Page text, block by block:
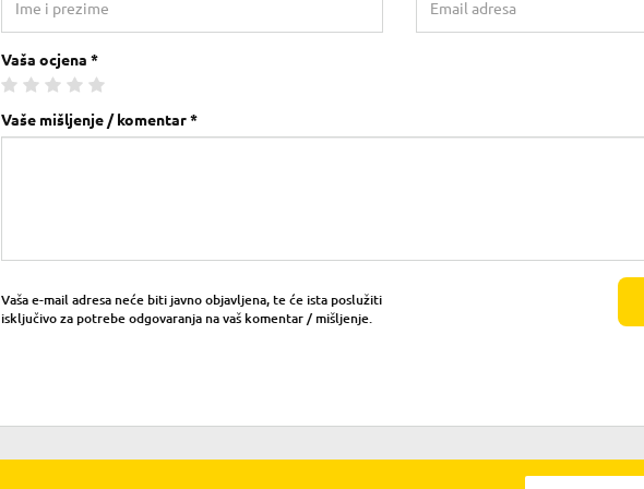
Vaša ocjena *
Vaše mišljenje / komentar *
Vaša e-mail adresa neće biti javno objavljena, te će ista poslužiti
isključivo za potrebe odgovaranja na vaš komentar / mišljenje.